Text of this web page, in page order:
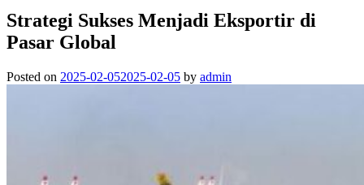
Strategi Sukses Menjadi Eksportir di
Pasar Global
Posted on 2025-02-052025-02-05 by admin